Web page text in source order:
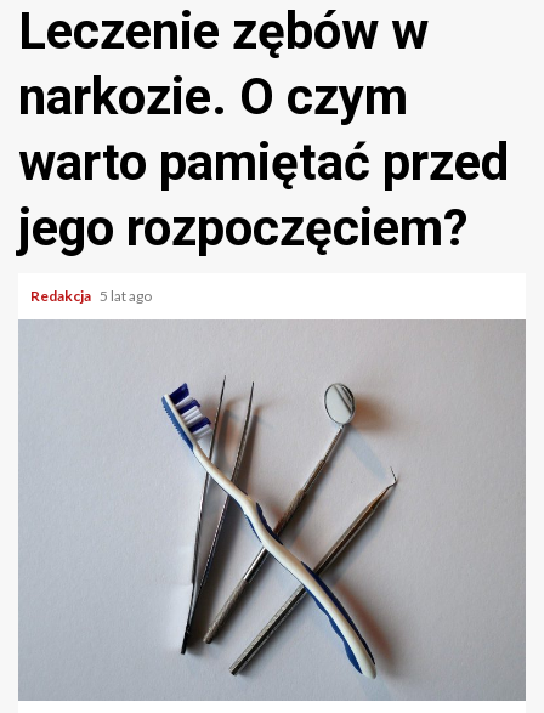
Leczenie zębów w
narkozie. O czym
warto pamiętać przed
jego rozpoczęciem?
Redakcja 5 lat ago